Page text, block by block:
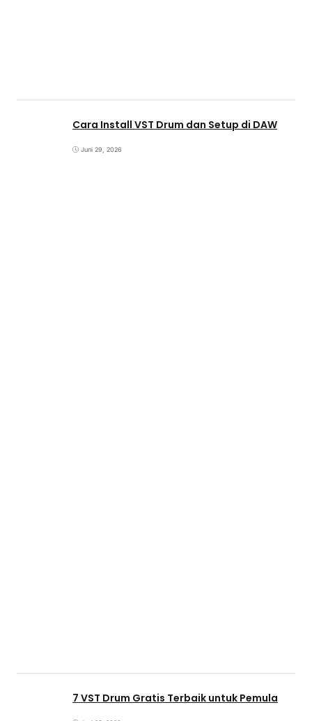
Cara Install VST Drum dan Setup di DAW
Juni 29, 2026
7 VST Drum Gratis Terbaik untuk Pemula